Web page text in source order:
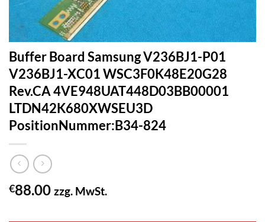
Buffer Board Samsung V236BJ1-P01
V236BJ1-XC01 WSC3F0K48E20G28
Rev.CA 4VE948UAT448D03BB00001
LTDN42K680XWSEU3D
PositionNummer:B34-824
€88.00 zzg. MwSt.